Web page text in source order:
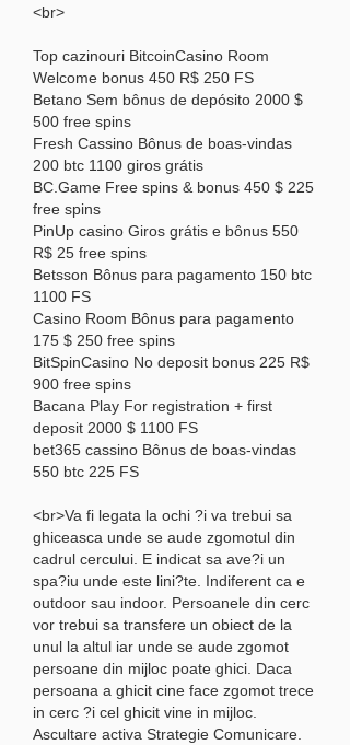
<br>
Top cazinouri BitcoinCasino Room
Welcome bonus 450 R$ 250 FS
Betano Sem bônus de depósito 2000 $
500 free spins
Fresh Cassino Bônus de boas-vindas
200 btc 1100 giros grátis
BC.Game Free spins & bonus 450 $ 225
free spins
PinUp casino Giros grátis e bônus 550
R$ 25 free spins
Betsson Bônus para pagamento 150 btc
1100 FS
Casino Room Bônus para pagamento
175 $ 250 free spins
BitSpinCasino No deposit bonus 225 R$
900 free spins
Bacana Play For registration + first
deposit 2000 $ 1100 FS
bet365 cassino Bônus de boas-vindas
550 btc 225 FS
<br>Va fi legata la ochi ?i va trebui sa
ghiceasca unde se aude zgomotul din
cadrul cercului. E indicat sa ave?i un
spa?iu unde este lini?te. Indiferent ca e
outdoor sau indoor. Persoanele din cerc
vor trebui sa transfere un obiect de la
unul la altul iar unde se aude zgomot
persoane din mijloc poate ghici. Daca
persoana a ghicit cine face zgomot trece
in cerc ?i cel ghicit vine in mijloc.
Ascultare activa Strategie Comunicare.